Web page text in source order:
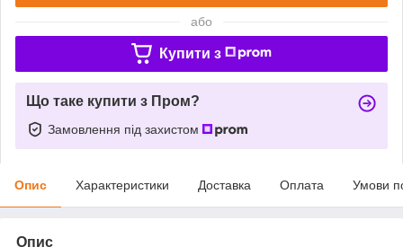
або
Купити з
Що таке купити з Пром?
Замовлення під захистом
Опис Характеристики Доставка Оплата Умови
Опис